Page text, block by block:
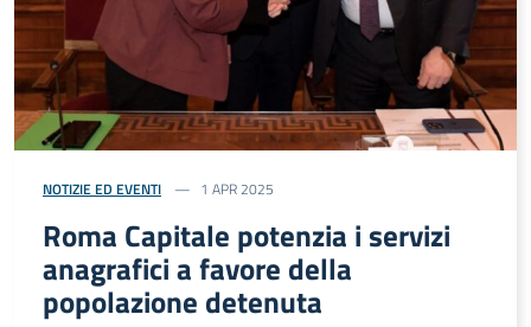
NOTIZIE ED EVENTI 1 APR 2025
Roma Capitale potenzia i servizi
anagrafici a favore della
popolazione detenuta